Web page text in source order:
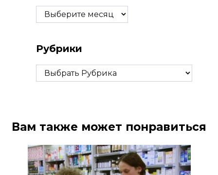
Архивы
Рубрики
Рубрики
Вам также может понравиться